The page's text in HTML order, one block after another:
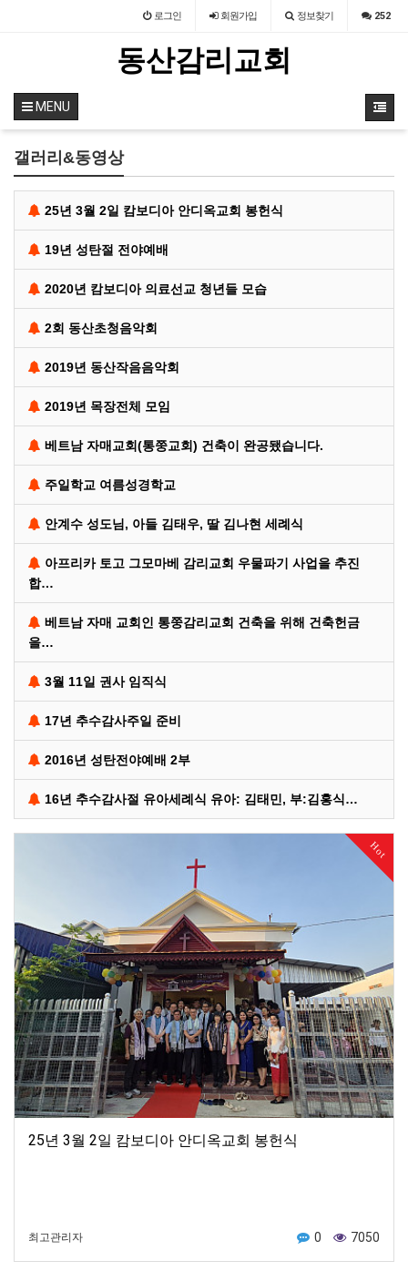
로그인 회원가입 정보찾기 252
동산감리교회
MENU
갤러리&동영상
25년 3월 2일 캄보디아 안디옥교회 봉헌식
19년 성탄절 전야예배
2020년 캄보디아 의료선교 청년들 모습
2회 동산초청음악회
2019년 동산작음음악회
2019년 목장전체 모임
베트남 자매교회(통쭝교회) 건축이 완공됐습니다.
주일학교 여름성경학교
안계수 성도님, 아들 김태우, 딸 김나현 세례식
아프리카 토고 그모마베 감리교회 우물파기 사업을 추진
합…
베트남 자매 교회인 통쭝감리교회 건축을 위해 건축헌금
을…
3월 11일 권사 임직식
17년 추수감사주일 준비
2016년 성탄전야예배 2부
16년 추수감사절 유아세례식 유아: 김태민, 부:김홍식…
Hot
25년 3월 2일 캄보디아 안디옥교회 봉헌식
최고관리자 0 7050